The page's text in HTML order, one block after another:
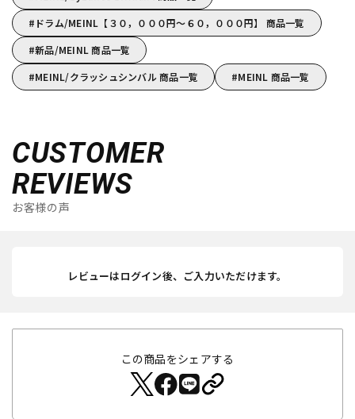
ドラム/MEINL【３０，０００円～６０，０００円】 商品一覧
新品/MEINL 商品一覧
MEINL/クラッシュシンバル 商品一覧
MEINL 商品一覧
CUSTOMER
REVIEWS
お客様の声
レビューはログイン後、ご入力いただけます。
この商品をシェアする